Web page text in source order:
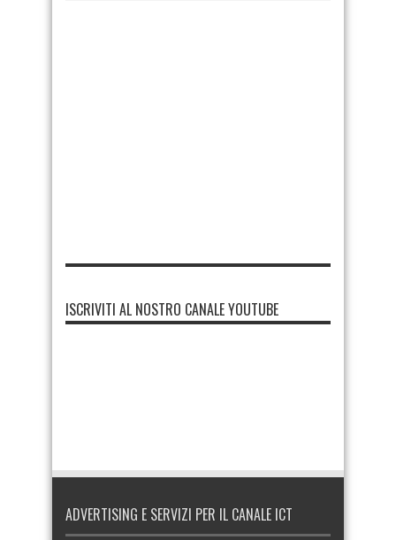
ISCRIVITI AL NOSTRO CANALE YOUTUBE
ADVERTISING E SERVIZI PER IL CANALE ICT